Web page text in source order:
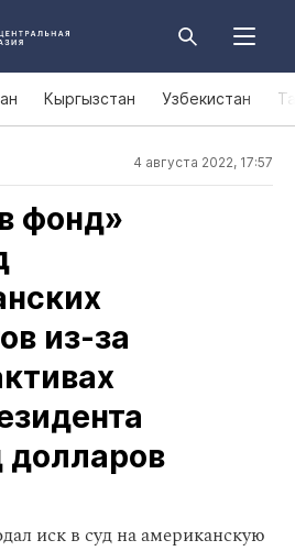
Кыргызстан Узбекистан
4 августа 2022, 17:57
фонд»
из‑за
долларов
иск в суд на американскую